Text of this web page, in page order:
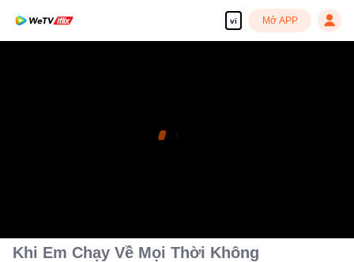
vi Mở APP
Khi Em Chạy Về Mọi Thời Không